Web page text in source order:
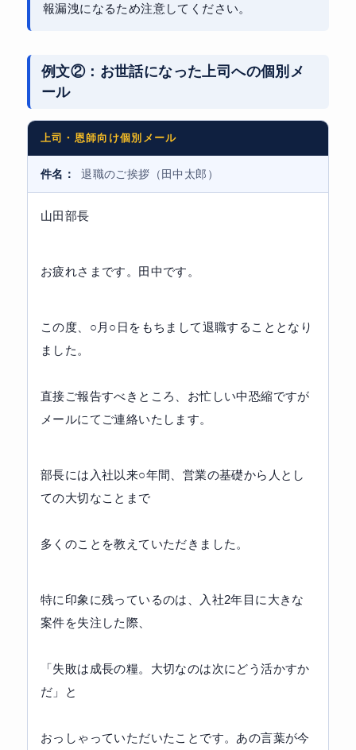
報漏洩になるため注意してください。
例文②：お世話になった上司への個別メ
ール
上司・恩師向け個別メール
件名： 退職のご挨拶（田中太郎）
山田部長
お疲れさまです。田中です。
この度、○月○日をもちまして退職することとなり
ました。
直接ご報告すべきところ、お忙しい中恐縮ですが
メールにてご連絡いたします。
部長には入社以来○年間、営業の基礎から人とし
ての大切なことまで
多くのことを教えていただきました。
特に印象に残っているのは、入社2年目に大きな
案件を失注した際、
「失敗は成長の糧。大切なのは次にどう活かすか
だ」と
おっしゃっていただいたことです。あの言葉が今